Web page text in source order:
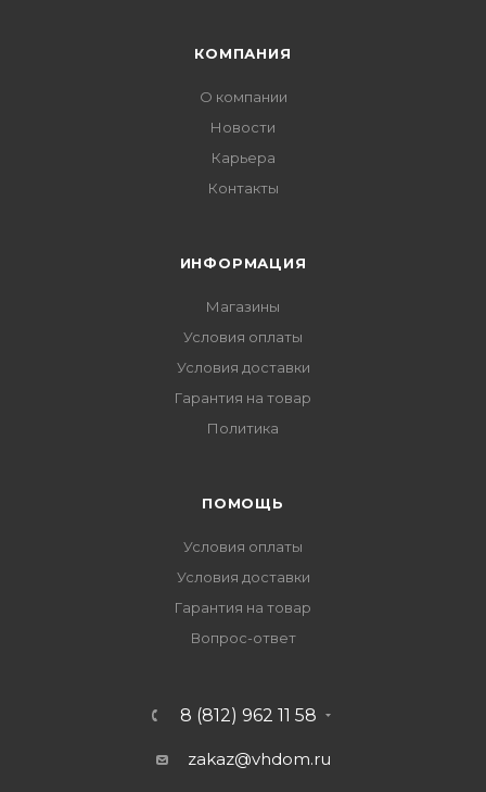
КОМПАНИЯ
О компании
Новости
Карьера
Контакты
ИНФОРМАЦИЯ
Магазины
Условия оплаты
Условия доставки
Гарантия на товар
Политика
ПОМОЩЬ
Условия оплаты
Условия доставки
Гарантия на товар
Вопрос-ответ
8 (812) 962 11 58
zakaz@vhdom.ru